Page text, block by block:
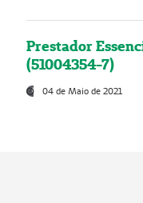
Prestador
(51004354-7)
04 de Maio de 2021